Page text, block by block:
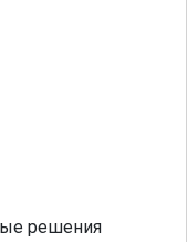
решения